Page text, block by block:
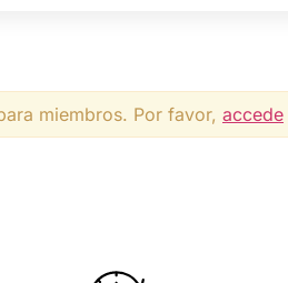
miembros. Por favor, accede